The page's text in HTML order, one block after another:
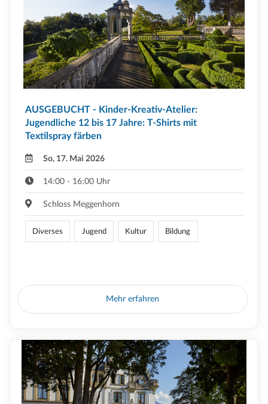
AUSGEBUCHT - Kinder-Kreativ-Atelier:
Jugendliche 12 bis 17 Jahre: T-Shirts mit
Textilspray färben
So, 17. Mai 2026
14:00 - 16:00 Uhr
Schloss Meggenhorn
Diverses Jugend Kultur Bildung
Mehr erfahren